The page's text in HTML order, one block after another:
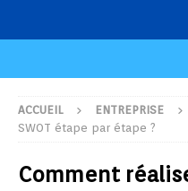
ACCUEIL ENTREPRISE
SWOT étape par étape ?
Comment